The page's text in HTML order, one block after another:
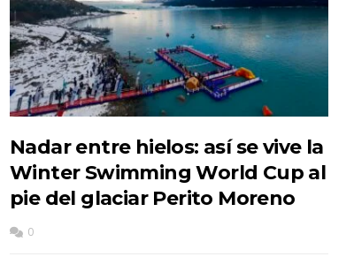
Nadar entre hielos: así se vive la
Winter Swimming World Cup al
pie del glaciar Perito Moreno
0